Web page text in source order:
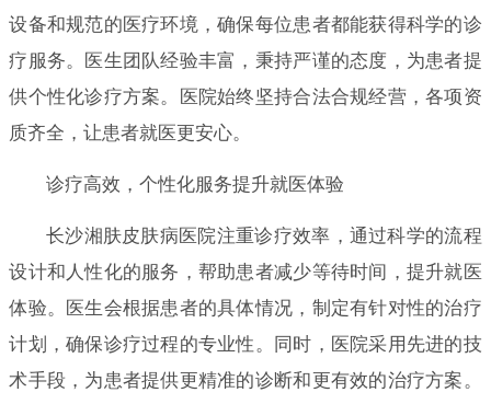
设备和规范的医疗环境，确保每位患者都能获得科学的诊
疗服务。医生团队经验丰富，秉持严谨的态度，为患者提
供个性化诊疗方案。医院始终坚持合法合规经营，各项资
质齐全，让患者就医更安心。
诊疗高效，个性化服务提升就医体验
长沙湘肤皮肤病医院注重诊疗效率，通过科学的流程
设计和人性化的服务，帮助患者减少等待时间，提升就医
体验。医生会根据患者的具体情况，制定有针对性的治疗
计划，确保诊疗过程的专业性。同时，医院采用先进的技
术手段，为患者提供更精准的诊断和更有效的治疗方案。